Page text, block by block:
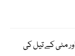
مٹی کے تیل کی